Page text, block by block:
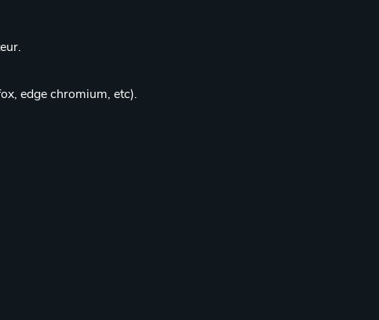
edge chromium, etc).